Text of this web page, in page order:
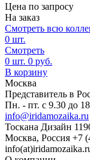
Цена по запросу
На заказ
Смотреть всю
0 шт.
Смотреть
0 шт. 0 руб.
В корзину
Москва
Представитель в
Пн. - пт. с 9.30 до
info@iridamozaika.ru
Тоскана Дизайн
Москва, Россия +7